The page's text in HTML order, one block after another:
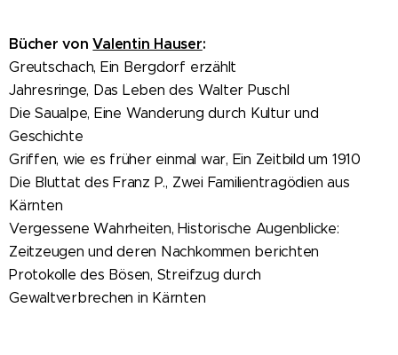
Bücher vonValentin Hauser:
Greutschach, Ein Bergdorf erzählt
Jahresringe, Das Leben des Walter Puschl
Die Saualpe, Eine Wanderung durch Kultur und
Geschichte
Griffen, wie es früher einmal war, Ein Zeitbild um 1910
Die Bluttat des Franz P., Zwei Familientragödien aus
Kärnten
Vergessene Wahrheiten, Historische Augenblicke:
Zeitzeugen und deren Nachkommen berichten
Protokolle des Bösen, Streifzug durch
Gewaltverbrechen in Kärnten